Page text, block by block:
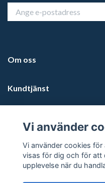
Om oss
Kundtjänst
Sociala medier
Vi använder
Vi använder cookies
visas för dig och för att
upplevelse när du